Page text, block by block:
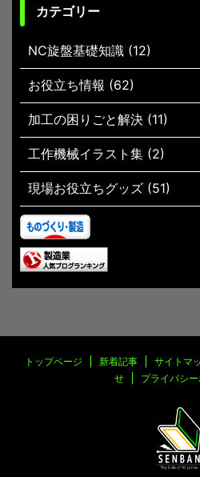
カテゴリー
NC旋盤基礎知識 (12)
お役立ち情報 (62)
加工の困りごと解決 (11)
工作機械イラスト集 (2)
現場お役立ちグッズ (51)
トップページ 新着記事 サイトマ
せ
プライバシ